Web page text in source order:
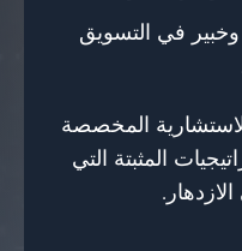
في التسويق
المخصصة
المثبتة التي